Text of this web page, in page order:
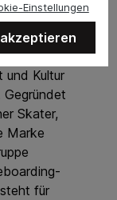
die
und Kultur
Skater,
Marke
für
Einstellungen